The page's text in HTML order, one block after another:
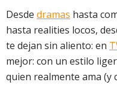
Desde dramas hasta
hasta realities locos,
te dejan sin aliento: en
mejor: con un estilo
quien realmente ama (y